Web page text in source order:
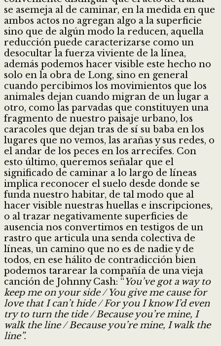
se asemeja al de caminar, en la medida en que
ambos actos no agregan algo a la superficie
sino que de algún modo la reducen, aquella
reducción puede caracterizarse como un
desocultar la fuerza viviente de la línea,
además podemos hacer visible este hecho no
solo en la obra de Long, sino en general
cuando percibimos los movimientos que los
animales dejan cuando migran de un lugar a
otro, como las parvadas que constituyen una
fragmento de nuestro paisaje urbano, los
caracoles que dejan tras de sí su baba en los
lugares que no vemos, las arañas y sus redes, o
el andar de los peces en los arrecifes. Con
esto último, queremos señalar que el
significado de caminar a lo largo de líneas
implica reconocer el suelo desde donde se
funda nuestro habitar, de tal modo que al
hacer visible nuestras huellas e inscripciones,
o al trazar negativamente superficies de
ausencia nos convertimos en testigos de un
rastro que articula una senda colectiva de
líneas, un camino que no es de nadie y de
todos, en ese hálito de contradicción bien
podemos tararear la compañía de una vieja
canción de Johnny Cash: “You’ve got a way to
keep me on your side / You give me cause for
love that I can’t hide / For you I know I’d even
try to turn the tide / Because you’re mine, I
walk the line / Because you’re mine, I walk the
line”.